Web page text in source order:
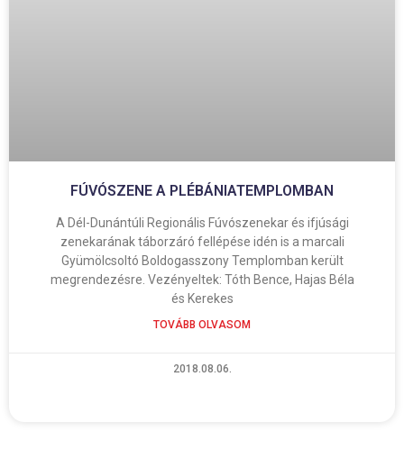
FÚVÓSZENE A PLÉBÁNIATEMPLOMBAN
A Dél-Dunántúli Regionális Fúvószenekar és ifjúsági
zenekarának táborzáró fellépése idén is a marcali
Gyümölcsoltó Boldogasszony Templomban került
megrendezésre. Vezényeltek: Tóth Bence, Hajas Béla
és Kerekes
TOVÁBB OLVASOM
2018.08.06.